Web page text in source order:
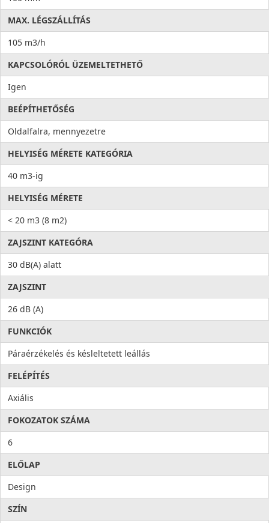
MAX. LÉGSZÁLLÍTÁS
105 m3/h
KAPCSOLÓRÓL ÜZEMELTETHETŐ
Igen
BEÉPÍTHETŐSÉG
Oldalfalra, mennyezetre
HELYISÉG MÉRETE KATEGÓRIA
40 m3-ig
HELYISÉG MÉRETE
< 20 m3 (8 m2)
ZAJSZINT KATEGÓRA
30 dB(A) alatt
ZAJSZINT
26 dB (A)
FUNKCIÓK
Páraérzékelés és késleltetett leállás
FELÉPÍTÉS
Axiális
FOKOZATOK SZÁMA
6
ELŐLAP
Design
SZÍN